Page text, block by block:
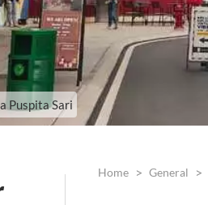
Puspita Sari
Home General